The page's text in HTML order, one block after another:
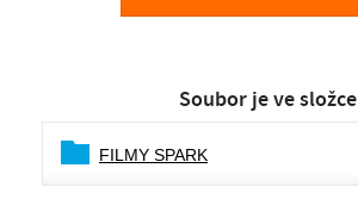
Soubor je ve složce
FILMY SPARK